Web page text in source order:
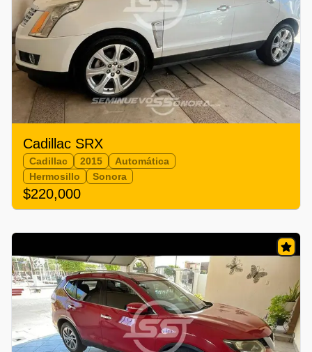
Cadillac SRX
Cadillac 2015
Automática
Hermosillo
Sonora
$220,000